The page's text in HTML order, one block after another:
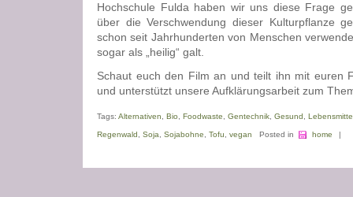
Hochschule Fulda haben wir uns diese Frage
über die Verschwendung dieser Kulturpflanze
schon seit Jahrhunderten von Menschen
sogar als „heilig“ galt.
Schaut euch den Film an und teilt ihn mit euren
und unterstützt unsere Aufklärungsarbeit zum
Tags: Alternativen Bio Foodwaste Gentechnik Gesund
Regenwald Soja Sojabohne Tofu vegan Posted in home |